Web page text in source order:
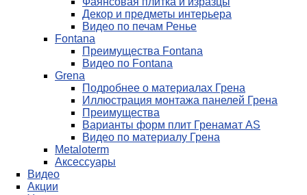
Декор и предметы интерьера
Видео по печам Ренье
Fontana
Преимущества Fontana
Видео по Fontana
Grena
Подробнее о материалах Грена
Иллюстрация монтажа панелей Грена
Преимущества
Варианты форм плит Гренамат AS
Видео по материалу Грена
Metaloterm
Аксессуары
Видео
Акции